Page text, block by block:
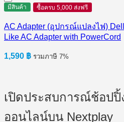
990 ฿.700 ฿.
มีสินค้า ซื้อครบ 5,000 ส่งฟรี
AC Adapter (อุปกรณ์แปลงไฟ)
Like AC Adapter with PowerCord
1,590 ฿ รวมภาษี 7%
เปิดประสบการณ์ช้อป
ออนไลน์บน Nextplay